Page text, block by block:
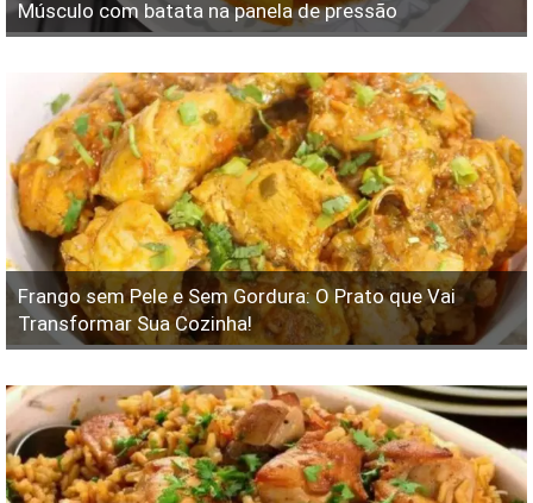
Músculo com batata na panela de pressão
Frango sem Pele e Sem Gordura: O Prato que Vai
Transformar Sua Cozinha!